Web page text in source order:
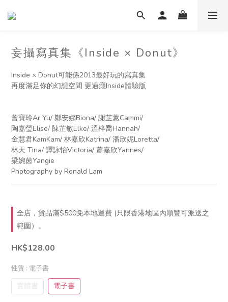
妄攝寫真集《Inside × Donut》
Inside × Donut可能係2013最好玩的寫真集
再度滿足你的幻想空間 更過癮Inside體驗版
曾寶玲Ar Yu/ 鄭安娜Biona/ 謝芷蕙Cammi/
陶嘉瑩Elise/ 陳芷敏Elke/ 溫梓喬Hannah/
金慧君KamKam/ 林嘉欣Katrina/ 潘欣妮Loretta/
林天 Tina/ 譚詠怡Victoria/ 蕭嘉欣Yannes/
梁婉茵Yangie
Photography by Ronald Lam
全店，貨品滿$500免本地運費 (只限香港地區內順豐可派送之
範圍）。
HK$128.00
性質 : 電子書
實體書 電子書